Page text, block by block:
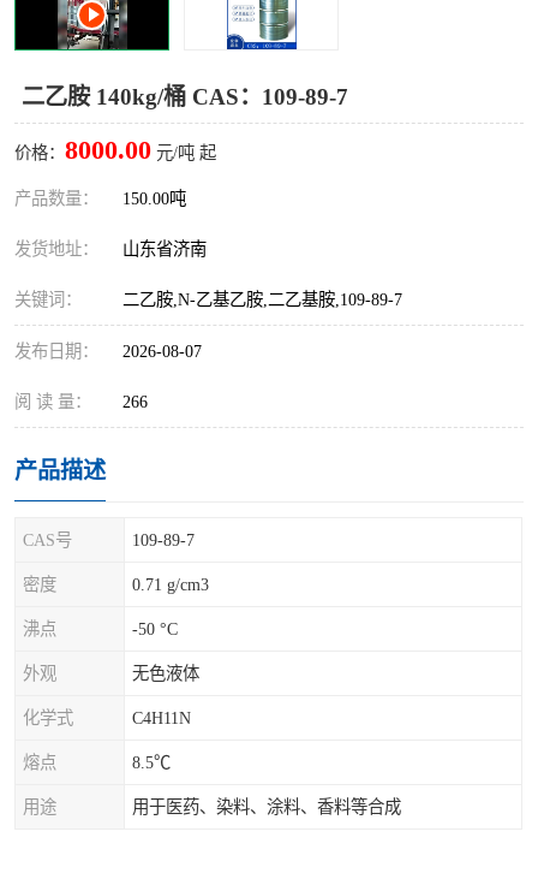
二乙胺 140kg/桶 CAS：109-89-7
价格： 8000.00 元/吨 起
产品数量： 150.00吨
发货地址： 山东省济南
关键词： 二乙胺,N-乙基乙胺,二乙基胺,109-89-7
发布日期： 2026-08-07
阅 读 量： 266
产品描述
CAS号 109-89-7
密度 0.71 g/cm3
沸点 -50 °C
外观 无色液体
化学式 C4H11N
熔点 8.5℃
用途 用于医药、染料、涂料、香料等合成
丙二醇甲醚醋酸酯 丙酸乙酯
醛类
酯类
烷烃化工原料 合成中间体